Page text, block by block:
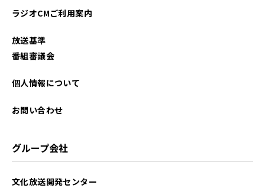
ラジオCMご利用案内
放送基準
番組審議会
個人情報について
お問い合わせ
グループ会社
文化放送開発センター